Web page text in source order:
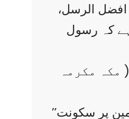
افضل الرسل،
ہے کہ رسول
مکہ مکرمہ
’’تو کتنا اچھا شہر ہے اور مجھے کتنا محبوب ہے ! اگر میری قوم مجھے تجھ کو چھوڑنے پر مجبور نہ کرتی میں تیرے علاوہ کسی اور زمین پر سکونت